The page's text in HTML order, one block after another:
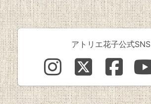
アトリエ花子公式SNS